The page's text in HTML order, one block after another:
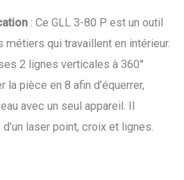
: Ce GLL 3-80 P est un outil
qui travaillent en intérieur.
2 lignes verticales à 360°
pièce en 8 afin d’équerrer,
avec un seul appareil. Il
laser point, croix et lignes.